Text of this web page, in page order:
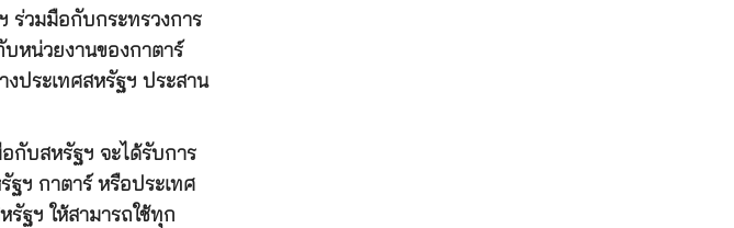
ร่วมมือกับกระทรวงการ
บหน่วยงานของกาตาร์
ประเทศสหรัฐฯ ประสาน
กับสหรัฐฯ จะได้รับการ
ฐฯ กาตาร์ หรือประเทศ
ฐฯ ให้สามารถใช้ทุก